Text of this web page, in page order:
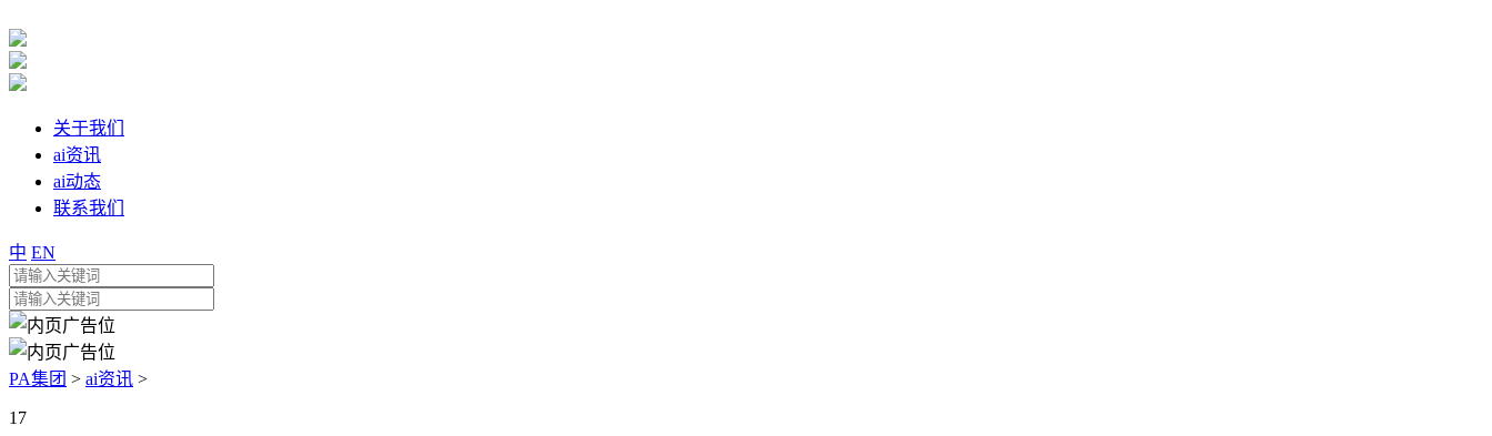
关于我们
ai资讯
ai动态
联系我们
中 EN
PA集团 > ai资讯 >
17